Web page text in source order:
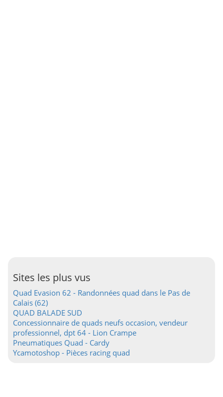
Sites les plus vus
Quad Evasion 62 - Randonnées quad dans le Pas de
Calais (62)
QUAD BALADE SUD
Concessionnaire de quads neufs occasion, vendeur
professionnel, dpt 64 - Lion Crampe
Pneumatiques Quad - Cardy
Ycamotoshop - Pièces racing quad